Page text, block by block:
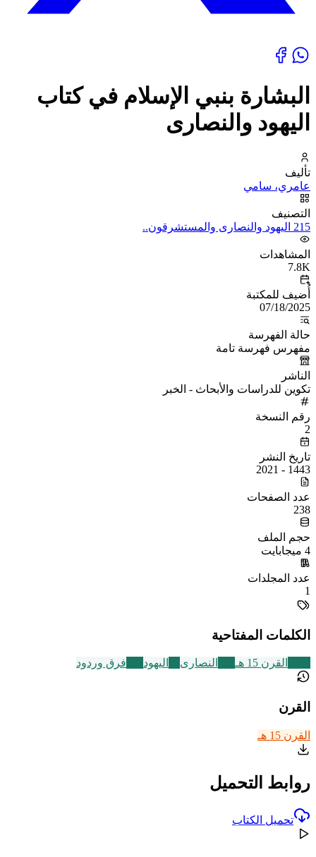
البشارة بنبي الإسلام في كتاب
اليهود والنصارى
تأليف
عامري، سامي
التصنيف
215 اليهود والنصارى والمستشرقون..
المشاهدات
7.8K
أُضيف للمكتبة
07/18/2025
حالة الفهرسة
مفهرس فهرسة تامة
الناشر
تكوين للدراسات والأبحاث - الخبر
رقم النسخة
2
تاريخ النشر
1443 - 2021
عدد الصفحات
238
حجم الملف
4 ميجابايت
عدد المجلدات
1
الكلمات المفتاحية
القرن 15 هـ النصارى اليهود فرق وردود
القرن
القرن 15 هـ
روابط التحميل
تحميل الكتاب